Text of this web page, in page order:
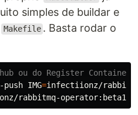
simples de buildar e
Makefile . Basta rodar o
ou do Register Container /
IMG=infectiionz/